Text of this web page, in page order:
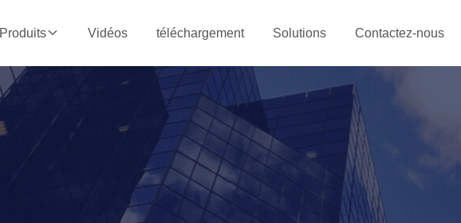
Produits Vidéos téléchargement Solutions Contactez-nous